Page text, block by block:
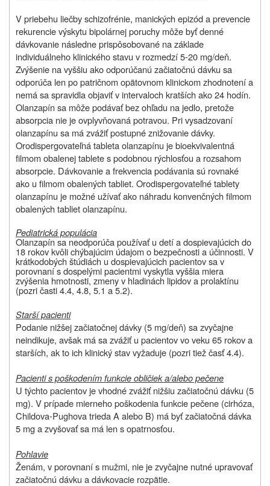
V priebehu liečby schizofrénie, manických epizód a prevencie
rekurencie výskytu bipolárnej poruchy môže byť denné
dávkovanie následne prispôsobované na základe
individuálneho klinického stavu v rozmedzí 5-20 mg/deň.
Zvýšenie na vyššiu ako odporúčanú začiatočnú dávku sa
odporúča len po patričnom opätovnom klinickom zhodnotení a
nemá sa spravidla objaviť v intervaloch kratších ako 24 hodín.
Olanzapín sa môže podávať bez ohľadu na jedlo, pretože
absorpcia nie je ovplyvňovaná potravou. Pri vysadzovaní
olanzapínu sa má zvážiť postupné znižovanie dávky.
Orodispergovateľná tableta olanzapínu je bioekvivalentná
filmom obalenej tablete s podobnou rýchlosťou a rozsahom
absorpcie. Dávkovanie a frekvencia podávania sú rovnaké
ako u filmom obalených tabliet. Orodispergovateľné tablety
olanzapínu je možné užívať ako náhradu konvenčných filmom
obalených tabliet olanzapínu.
Pediatrická populácia
Olanzapín sa neodporúča používať u detí a dospievajúcich do
18 rokov kvôli chýbajúcim údajom o bezpečnosti a účinnosti. V
krátkodobých štúdiách u dospievajúcich pacientov sa v
porovnaní s dospelými pacientmi vyskytla vyššia miera
zvýšenia hmotnosti, zmeny v hladinách lipidov a prolaktínu
(pozri časti 4.4, 4.8, 5.1 a 5.2).
Starší pacienti
Podanie nižšej začiatočnej dávky (5 mg/deň) sa zvyčajne
neindikuje, avšak má sa zvážiť u pacientov vo veku 65 rokov a
starších, ak to ich klinický stav vyžaduje (pozri tiež časť 4.4).
Pacienti s poškodením funkcie obličiek a/alebo pečene
U týchto pacientov je vhodné zvážiť nižšiu začiatočnú dávku (5
mg). V prípade mierneho poškodenia funkcie pečene (cirhóza,
Childova-Pughova trieda A alebo B) má byť začiatočná dávka
5 mg a zvyšovať sa má len s opatrnosťou.
Pohlavie
Ženám, v porovnaní s mužmi, nie je zvyčajne nutné upravovať
začiatočnú dávku a dávkovacie rozpätie.